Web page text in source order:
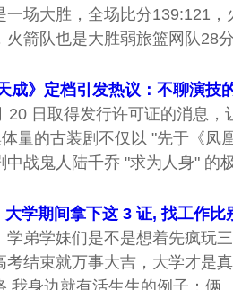
一场大胜，全场比分139:121
火箭队也是大胜弱旅篮网队28
成》定档引发热议：不聊演技
20 日取得发行许可证的消息
量的古装剧不仅以 "先于《凤
中战鬼人陆千乔 "求为人身" 的
大学期间拿下这 3 证, 找工作比
学弟学妹们是不是想着先疯玩
结束就万事大吉，大学才是
我身边就有活生生的例子：俩